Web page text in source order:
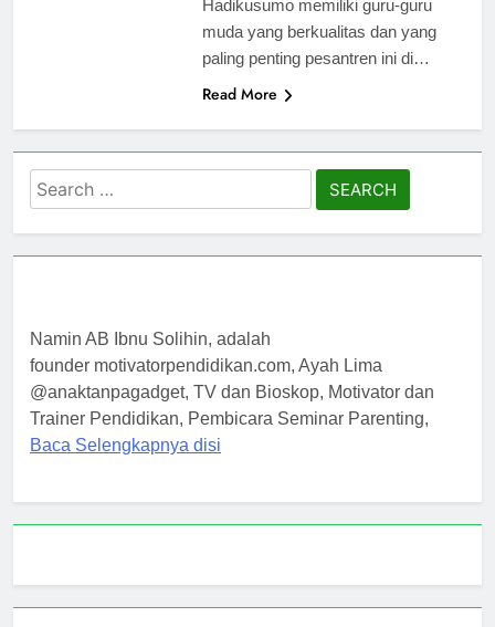
Hadikusumo memiliki guru-guru
muda yang berkualitas dan yang
paling penting pesantren ini di…
Read More
Search
for:
Namin AB Ibnu Solihin, adalah
founder motivatorpendidikan.com, Ayah Lima
@anaktanpagadget, TV dan Bioskop, Motivator dan
Trainer Pendidikan, Pembicara Seminar Parenting,
Baca Selengkapnya disi